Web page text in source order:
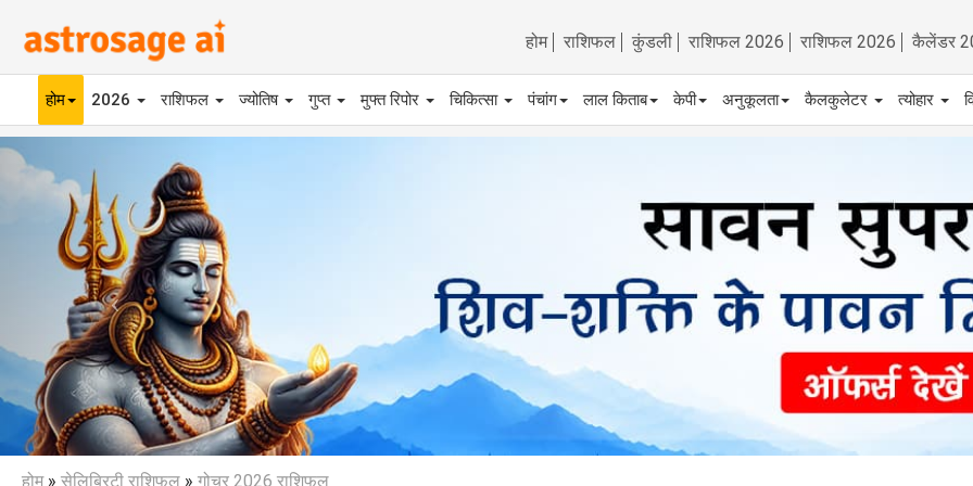
होम राशिफल कुंडली राशिफल 2026 राशिफल 2026 कैलेंडर
होम 2026 राशिफल ज्योतिष गुप्त मुफ्त रिपोर चिकित्सा पंचांग लाल किताब केपी अनुकूलता कैलकुलेटर त्योहार
Previous
होम» सेलिब्रिटी राशिफल » गोचर 2026 राशिफल